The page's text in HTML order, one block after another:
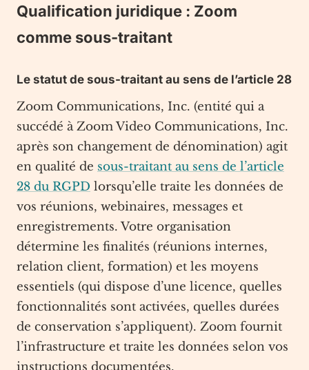
Qualification juridique : Zoom
comme sous-traitant
Le statut de sous-traitant au sens de l’article 28
Zoom Communications, Inc. (entité qui a
succédé à Zoom Video Communications, Inc.
après son changement de dénomination) agit
en qualité de sous-traitant au sens de l’article
28 du RGPD lorsqu’elle traite les données de
vos réunions, webinaires, messages et
enregistrements. Votre organisation
détermine les finalités (réunions internes,
relation client, formation) et les moyens
essentiels (qui dispose d’une licence, quelles
fonctionnalités sont activées, quelles durées
de conservation s’appliquent). Zoom fournit
l’infrastructure et traite les données selon vos
instructions documentées.